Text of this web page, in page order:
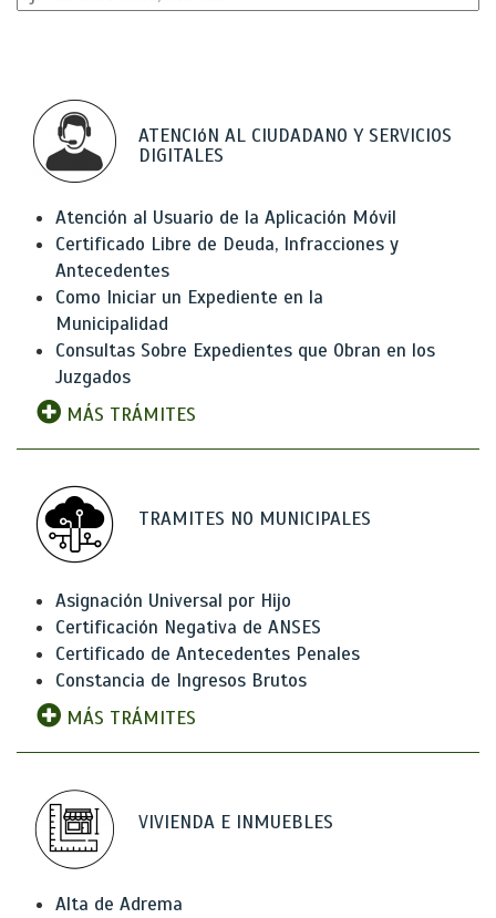
ATENCIóN AL CIUDADANO Y SERVICIOS
DIGITALES
Atención al Usuario de la Aplicación Móvil
Certificado Libre de Deuda, Infracciones y
Antecedentes
Como Iniciar un Expediente en la
Municipalidad
Consultas Sobre Expedientes que Obran en los
Juzgados
MÁS TRÁMITES
TRAMITES NO MUNICIPALES
Asignación Universal por Hijo
Certificación Negativa de ANSES
Certificado de Antecedentes Penales
Constancia de Ingresos Brutos
MÁS TRÁMITES
VIVIENDA E INMUEBLES
Alta de Adrema